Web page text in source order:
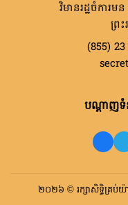
វិមានរដ្ឋចំការម
ព្រ
(855) 23
បណ្តាញទំ
២០២៦ © រក្សាសិទ្ធិគ្រប់យ៉